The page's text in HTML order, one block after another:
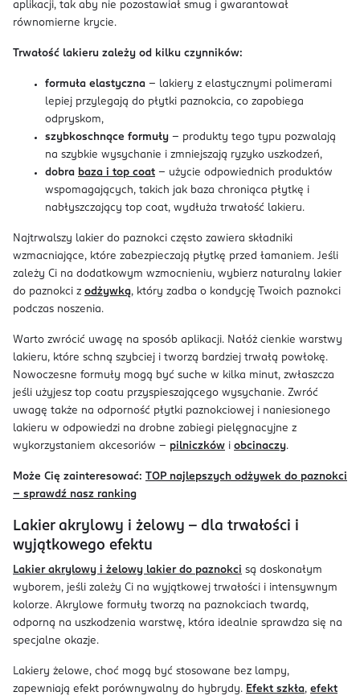
aplikacji, tak aby nie pozostawiał smug i gwarantował
równomierne krycie.
Trwałość lakieru zależy od kilku czynników:
formuła elastyczna – lakiery z elastycznymi polimerami
lepiej przylegają do płytki paznokcia, co zapobiega
odpryskom,
szybkoschnące formuły – produkty tego typu pozwalają
na szybkie wysychanie i zmniejszają ryzyko uszkodzeń,
dobra baza i top coat – użycie odpowiednich produktów
wspomagających, takich jak baza chroniąca płytkę i
nabłyszczający top coat, wydłuża trwałość lakieru.
Najtrwalszy lakier do paznokci często zawiera składniki
wzmacniające, które zabezpieczają płytkę przed łamaniem. Jeśli
zależy Ci na dodatkowym wzmocnieniu, wybierz naturalny lakier
do paznokci z odżywką, który zadba o kondycję Twoich paznokci
podczas noszenia.
Warto zwrócić uwagę na sposób aplikacji. Nałóż cienkie warstwy
lakieru, które schną szybciej i tworzą bardziej trwałą powłokę.
Nowoczesne formuły mogą być suche w kilka minut, zwłaszcza
jeśli użyjesz top coatu przyspieszającego wysychanie. Zwróć
uwagę także na odporność płytki paznokciowej i naniesionego
lakieru w odpowiedzi na drobne zabiegi pielęgnacyjne z
wykorzystaniem akcesoriów – pilniczków i obcinaczy.
Może Cię zainteresować: TOP najlepszych odżywek do paznokci
– sprawdź nasz ranking
Lakier akrylowy i żelowy – dla trwałości i
wyjątkowego efektu
Lakier akrylowy i żelowy lakier do paznokci są doskonałym
wyborem, jeśli zależy Ci na wyjątkowej trwałości i intensywnym
kolorze. Akrylowe formuły tworzą na paznokciach twardą,
odporną na uszkodzenia warstwę, która idealnie sprawdza się na
specjalne okazje.
Lakiery żelowe, choć mogą być stosowane bez lampy,
zapewniają efekt porównywalny do hybrydy. Efekt szkła, efekt